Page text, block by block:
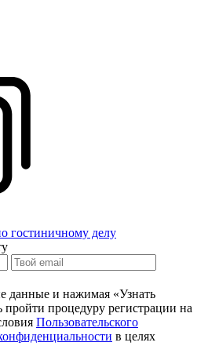
гостиничному делу
данные и нажимая «Узнать
пройти процедуру регистрации на
Пользовательского
в целях